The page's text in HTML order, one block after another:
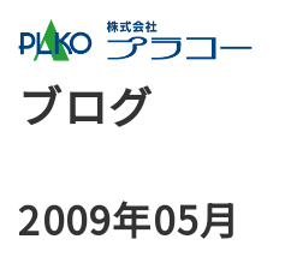
ブログ
2009年05月